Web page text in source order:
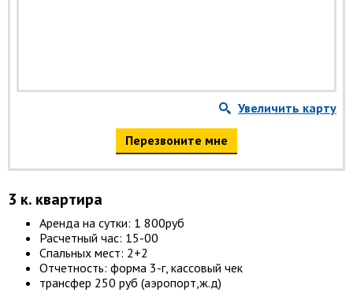
Увеличить карту
Перезвоните мне
3 к. квартира
Аренда на сутки: 1 800руб
Расчетный час: 15-00
Спальных мест: 2+2
Отчетность: форма 3-г, кассовый чек
трансфер 250 руб (аэропорт,ж.д)